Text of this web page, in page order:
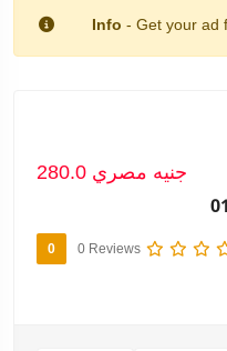
Info - Get your ad
280.0 جنيه مصري
0 0 Reviews